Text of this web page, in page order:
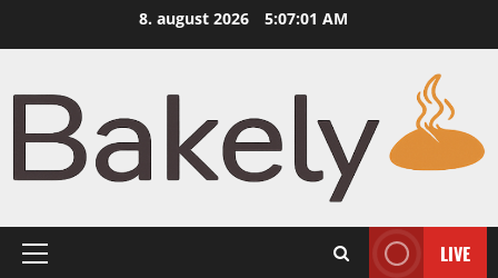
8. august 2026 5:07:02 AM
Primary
LIVE